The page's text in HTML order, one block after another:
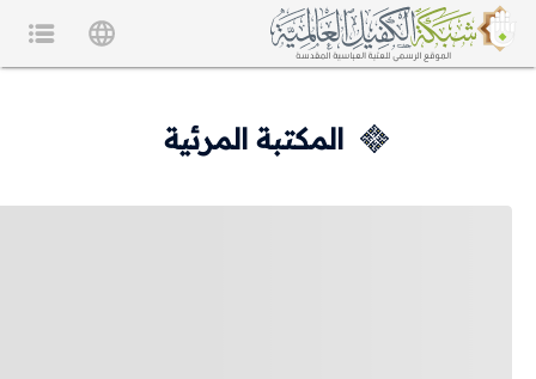
المكتبة المرئية